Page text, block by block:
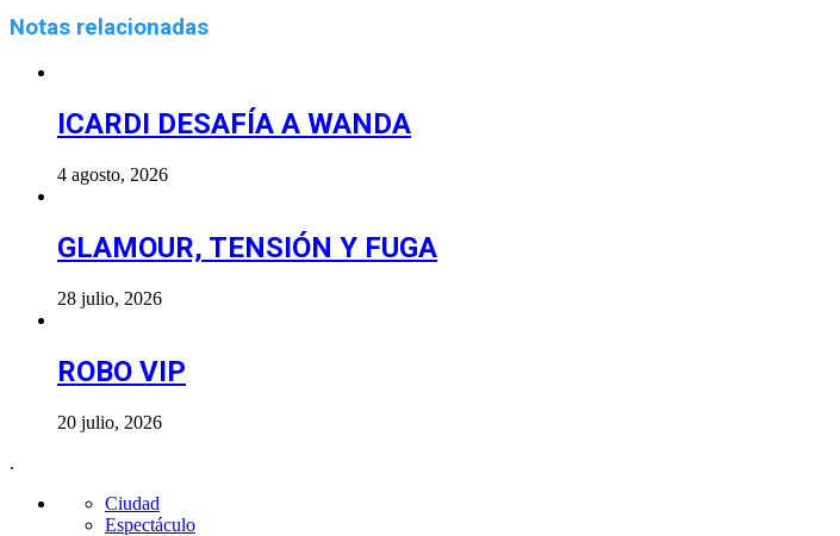
Notas relacionadas
ICARDI DESAFÍA A WANDA
4 agosto, 2026
GLAMOUR, TENSIÓN Y FUGA
28 julio, 2026
ROBO VIP
20 julio, 2026
.
Ciudad
Espectáculo